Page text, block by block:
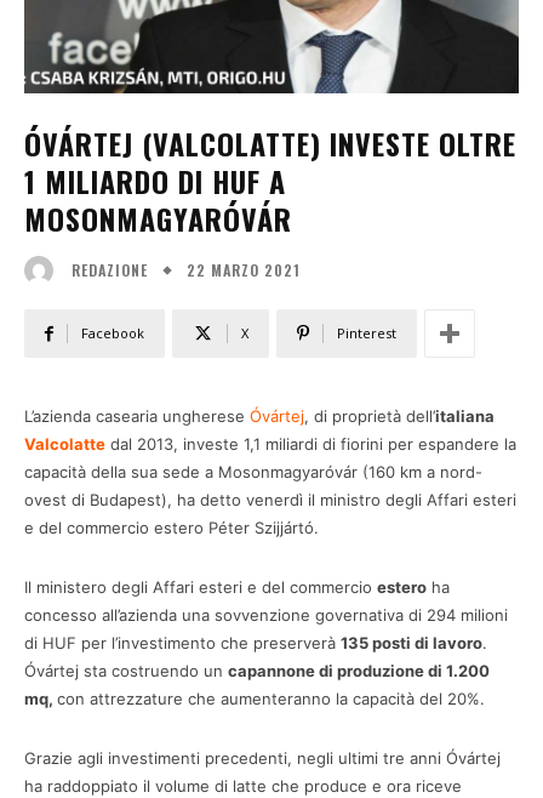
ÓVÁRTEJ (VALCOLATTE) INVESTE OLTRE
1 MILIARDO DI HUF A
MOSONMAGYARÓVÁR
REDAZIONE 22 MARZO 2021
Facebook X Pinterest
L’azienda casearia ungherese Óvártej, di proprietà dell’italiana
Valcolatte dal 2013, investe 1,1 miliardi di fiorini per espandere la
capacità della sua sede a Mosonmagyaróvár (160 km a nord-
ovest di Budapest), ha detto venerdì il ministro degli Affari esteri
e del commercio estero Péter Szijjártó.
Il ministero degli Affari esteri e del commercio estero ha
concesso all’azienda una sovvenzione governativa di 294 milioni
di HUF per l’investimento che preserverà 135 posti di lavoro.
Óvártej sta costruendo un capannone di produzione di 1.200
mq, con attrezzature che aumenteranno la capacità del 20%.
Grazie agli investimenti precedenti, negli ultimi tre anni Óvártej
ha raddoppiato il volume di latte che produce e ora riceve